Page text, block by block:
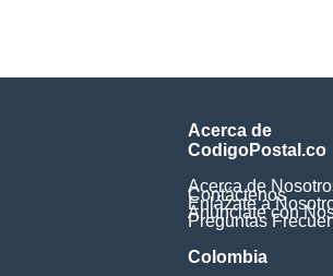
Acerca de
CodigoPostal.co
Acerca de
Contáctenos
Enlázate a
Anúnciate con
Preguntas
Colombia